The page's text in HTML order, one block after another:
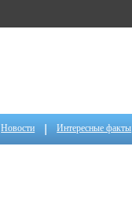
Новости Интересные факты